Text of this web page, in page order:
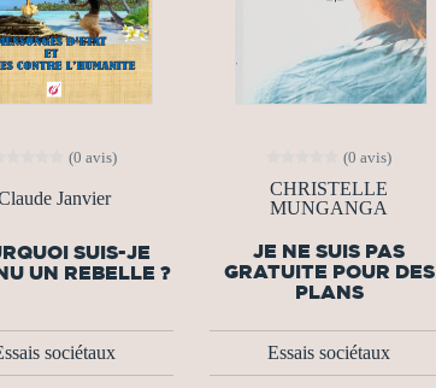
(0 avis)
Janvier
SUIS-JE
UN REBELLE ?
sociétaux
(0 avis)
CHRISTELLE
MUNGANGA
JE NE SUIS PAS
GRATUITE POUR DES
PLANS
Essais sociétaux